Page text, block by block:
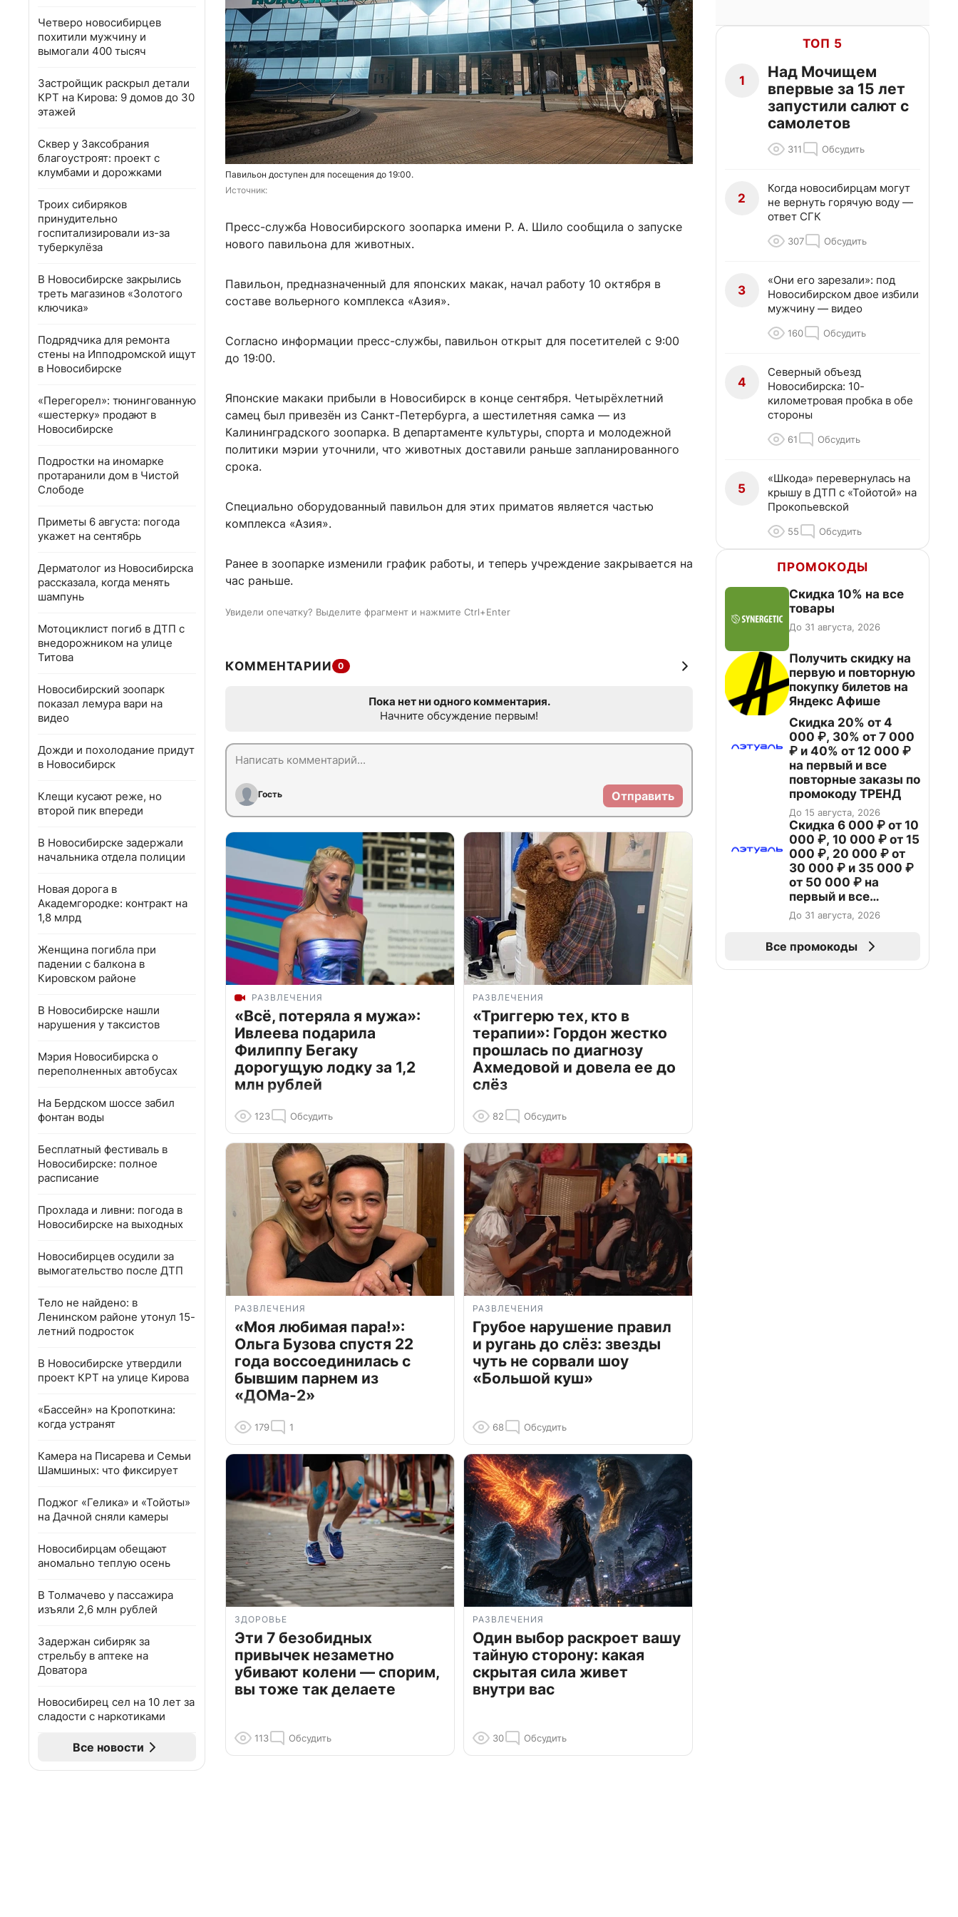
Четверо новосибирцев
похитили мужчину и
вымогали 400 тысяч
Застройщик раскрыл детали
КРТ на Кирова: 9 домов до 30
этажей
Сквер у Заксобрания
благоустроят: проект с
клумбами и дорожками
Троих сибиряков
принудительно
госпитализировали из-за
туберкулёза
В Новосибирске закрылись
треть магазинов «Золотого
ключика»
Подрядчика для ремонта
стены на Ипподромской ищут
в Новосибирске
«Перегорел»: тюнингованную
«шестерку» продают в
Новосибирске
Подростки на иномарке
протаранили дом в Чистой
Слободе
Приметы 6 августа: погода
укажет на сентябрь
Дерматолог из Новосибирска
рассказала, когда менять
шампунь
Мотоциклист погиб в ДТП с
внедорожником на улице
Титова
Новосибирский зоопарк
показал лемура вари на
видео
Дожди и похолодание придут
в Новосибирск
Клещи кусают реже, но
второй пик впереди
В Новосибирске задержали
начальника отдела полиции
Новая дорога в
Академгородке: контракт на
1,8 млрд
Женщина погибла при
падении с балкона в
Кировском районе
В Новосибирске нашли
нарушения у таксистов
Мэрия Новосибирска о
переполненных автобусах
На Бердском шоссе забил
фонтан воды
Бесплатный фестиваль в
Новосибирске: полное
расписание
Прохлада и ливни: погода в
Новосибирске на выходных
Новосибирцев осудили за
вымогательство после ДТП
Тело не найдено: в
Ленинском районе утонул 15-
летний подросток
В Новосибирске утвердили
проект КРТ на улице Кирова
«Бассейн» на Кропоткина:
когда устранят
Камера на Писарева и Семьи
Шамшиных: что фиксирует
Поджог «Гелика» и «Тойоты»
на Дачной сняли камеры
Новосибирцам обещают
аномально теплую осень
В Толмачево у пассажира
изъяли 2,6 млн рублей
Задержан сибиряк за
стрельбу в аптеке на
Доватора
Новосибирец сел на 10 лет за
сладости с наркотиками
Все новости
Павильон доступен для посещения до 19:00.
Источник:
Пресс-служба Новосибирского зоопарка имени Р. А. Шило сообщила о запуске
нового павильона для животных.
Павильон, предназначенный для японских макак, начал работу 10 октября в
составе вольерного комплекса «Азия».
Согласно информации пресс-службы, павильон открыт для посетителей с 9:00
до 19:00.
Японские макаки прибыли в Новосибирск в конце сентября. Четырёхлетний
самец был привезён из Санкт-Петербурга, а шестилетняя самка — из
Калининградского зоопарка. В департаменте культуры, спорта и молодежной
политики мэрии уточнили, что животных доставили раньше запланированного
срока.
Специально оборудованный павильон для этих приматов является частью
комплекса «Азия».
Ранее в зоопарке изменили график работы, и теперь учреждение закрывается на
час раньше.
Увидели опечатку? Выделите фрагмент и нажмите Ctrl+Enter
КОММЕНТАРИИ 0
Пока нет ни одного комментария.
Начните обсуждение первым!
Гость Отправить
РАЗВЛЕЧЕНИЯ
«Всё, потеряла я мужа»:
Ивлеева подарила
Филиппу Бегаку
дорогущую лодку за 1,2
млн рублей
123 Обсудить
РАЗВЛЕЧЕНИЯ
«Триггерю тех, кто в
терапии»: Гордон жестко
прошлась по диагнозу
Ахмедовой и довела ее до
слёз
82 Обсудить
РАЗВЛЕЧЕНИЯ
«Моя любимая пара!»:
Ольга Бузова спустя 22
года воссоединилась с
бывшим парнем из
«ДОМа-2»
179 1
РАЗВЛЕЧЕНИЯ
Грубое нарушение правил
и ругань до слёз: звезды
чуть не сорвали шоу
«Большой куш»
68 Обсудить
ЗДОРОВЬЕ
Эти 7 безобидных
привычек незаметно
убивают колени — спорим,
вы тоже так делаете
113 Обсудить
РАЗВЛЕЧЕНИЯ
Один выбор раскроет вашу
тайную сторону: какая
скрытая сила живет
внутри вас
30 Обсудить
ТОП 5
1
Над Мочищем
впервые за 15 лет
запустили салют с
самолетов
311 Обсудить
2
Когда новосибирцам могут
не вернуть горячую воду —
ответ СГК
307 Обсудить
3
«Они его зарезали»: под
Новосибирском двое избили
мужчину — видео
160 Обсудить
4
Северный объезд
Новосибирска: 10-
километровая пробка в обе
стороны
61 Обсудить
5
«Шкода» перевернулась на
крышу в ДТП с «Тойотой» на
Прокопьевской
55 Обсудить
ПРОМОКОДЫ
Скидка 10% на все
товары
До 31 августа, 2026
Получить скидку на
первую и повторную
покупку билетов на
Яндекс Афише
Скидка 20% от 4
000 ₽, 30% от 7 000
₽ и 40% от 12 000 ₽
на первый и все
повторные заказы по
промокоду ТРЕНД
До 15 августа, 2026
Скидка 6 000 ₽ от 10
000 ₽, 10 000 ₽ от 15
000 ₽, 20 000 ₽ от
30 000 ₽ и 35 000 ₽
от 50 000 ₽ на
первый и все
повторные заказы по
промокоду НАБЕРИ
До 31 августа, 2026
Все промокоды